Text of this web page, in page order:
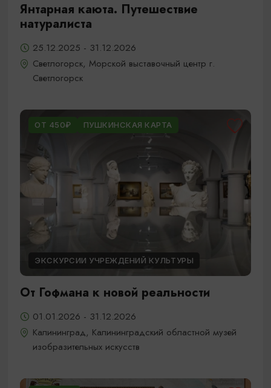
Янтарная каюта. Путешествие
натуралиста
25.12.2025 - 31.12.2026
Светлогорск, Морской выставочный центр г.
Светлогорск
ОТ 450₽ ПУШКИНСКАЯ КАРТА
ЭКСКУРСИИ УЧРЕЖДЕНИЙ КУЛЬТУРЫ
От Гофмана к новой реальности
01.01.2026 - 31.12.2026
Калининград, Калининградский областной музей
изобразительных искусств